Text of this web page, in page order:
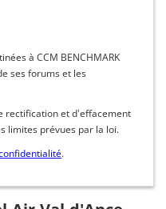
à CCM BENCHMARK
ses forums et les
rectification et d'effacement
limites prévues par la loi.
.